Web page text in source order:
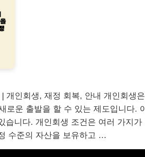
개인회생, 재정 회복, 안내 개인회생은
로운 출발을 할 수 있는 제도입니다. 이
습니다. 개인회생 조건은 여러 가지가
수준의 자산을 보유하고 …